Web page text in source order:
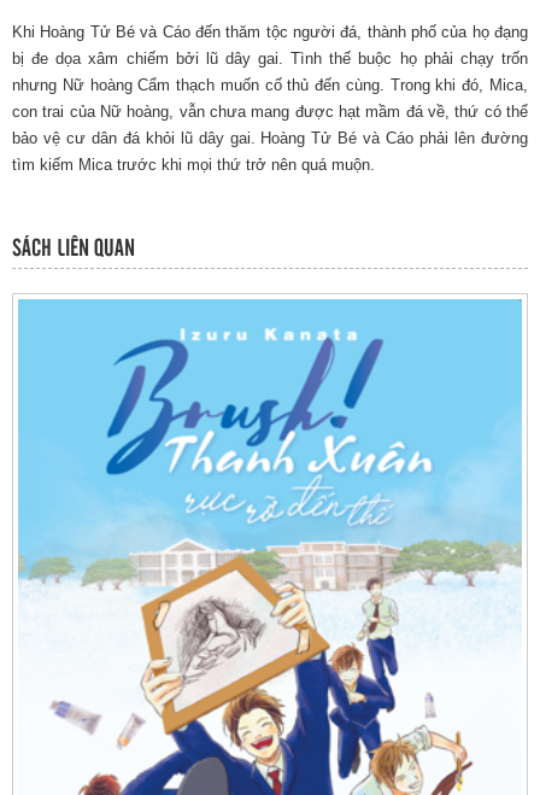
Khi Hoàng Tử Bé và Cáo đến thăm tộc người đá, thành phố của họ đạng
bị đe dọa xâm chiếm bởi lũ dây gai. Tình thế buộc họ phải chạy trốn
nhưng Nữ hoàng Cẩm thạch muốn cố thủ đến cùng. Trong khi đó, Mica,
con trai của Nữ hoàng, vẫn chưa mang được hạt mầm đá về, thứ có thể
bảo vệ cư dân đá khỏi lũ dây gai. Hoàng Tử Bé và Cáo phải lên đường
tìm kiếm Mica trước khi mọi thứ trở nên quá muộn.
SÁCH LIÊN QUAN